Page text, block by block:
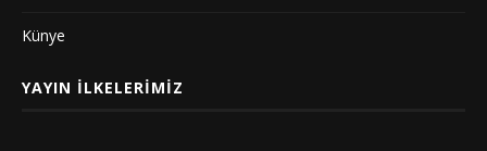
Künye
YAYIN İLKELERIMIZ